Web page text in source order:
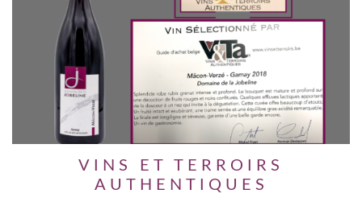
VINS ET TERROIRS
AUTHENTIQUES